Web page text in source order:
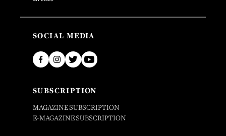
SOCIAL MEDIA
SUBSCRIPTION
MAGAZINE SUBSCRIPTION
E-MAGAZINE SUBSCRIPTION